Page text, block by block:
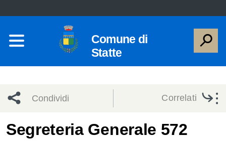
Comune di
Statte
Condividi
Condividi
Condividi
Correlati
Segreteria Generale 572